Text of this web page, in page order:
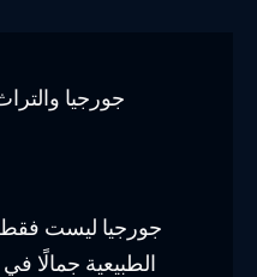
جورجيا ليست فقط
الطبيعية جمالًا